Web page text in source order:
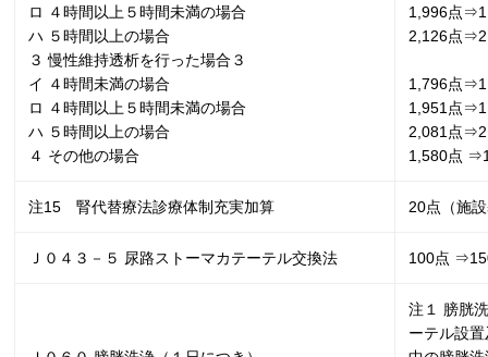
ロ ４時間以上５時間未満の場合
ハ ５時間以上の場合
３ 慢性維持透析を行った場合３
イ ４時間未満の場合
ロ ４時間以上５時間未満の場合
ハ ５時間以上の場合
４ その他の場合
1,996点⇒
2,126点⇒
1,796点⇒
1,951点⇒
2,081点⇒
1,580点 ⇒
注15 腎代替療法診療体制充実加算 20点（施
Ｊ０４３－５ 尿路ストーマカテーテル交換法 100点 ⇒
注１ 膀胱
ーテル設